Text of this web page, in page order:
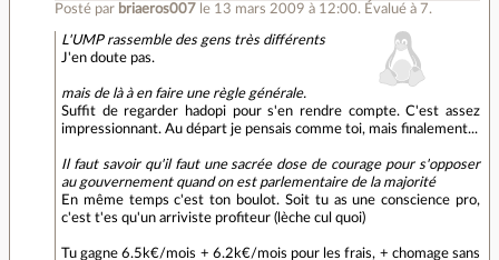
Posté par briaeros007 le 13 mars 2009 à 12:00. Évalué à 7.
L'UMP rassemble des gens très différents
J'en doute pas.
mais de là à en faire une règle générale.
Suffit de regarder hadopi pour s'en rendre compte. C'est assez
impressionnant. Au départ je pensais comme toi, mais finalement...
Il faut savoir qu'il faut une sacrée dose de courage pour s'opposer
au gouvernement quand on est parlementaire de la majorité
En même temps c'est ton boulot. Soit tu as une conscience pro,
c'est t'es qu'un arriviste profiteur (lèche cul quoi)
Tu gagne 6.5k€/mois + 6.2k€/mois pour les frais, + chomage sans